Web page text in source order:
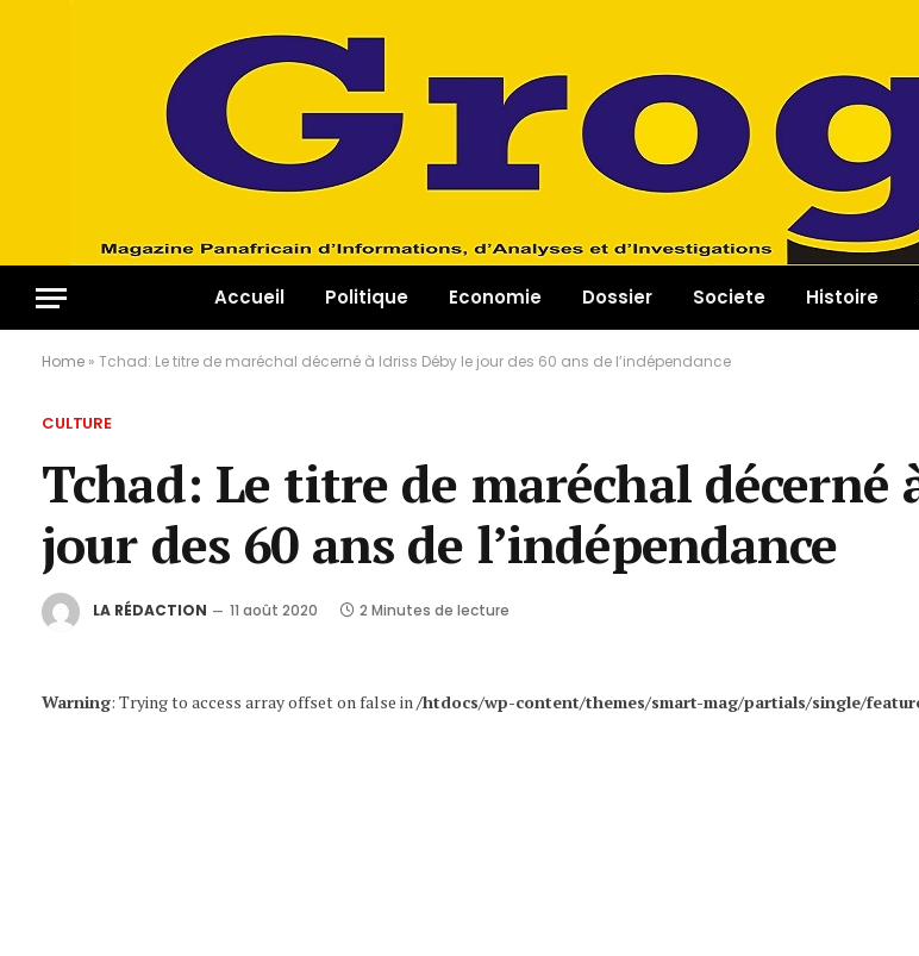
Accueil Politique Economie Dossier Societe Histoire
Home » Tchad: Le titre de maréchal décerné à Idriss Déby le jour des 60 ans de l’indépendance
CULTURE
Tchad: Le titre de maréchal décerné
jour des 60 ans de l’indépendance
LA RÉDACTION 11 août 2020 2 Minutes de lecture
Warning: Trying to access array offset on false in/htdocs/wp-content/themes/smart-mag/partials/single/